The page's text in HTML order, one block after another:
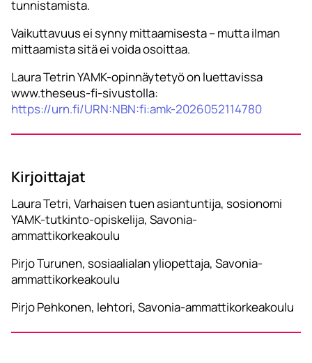
tunnistamista.
Vaikuttavuus ei synny mittaamisesta – mutta ilman
mittaamista sitä ei voida osoittaa.
Laura Tetrin YAMK-opinnäytetyö on luettavissa
www.theseus-fi-sivustolla:
https://urn.fi/URN:NBN:fi:amk-2026052114780
Kirjoittajat
Laura Tetri, Varhaisen tuen asiantuntija, sosionomi
YAMK-tutkinto-opiskelija, Savonia-
ammattikorkeakoulu
Pirjo Turunen, sosiaalialan yliopettaja, Savonia-
ammattikorkeakoulu
Pirjo Pehkonen, lehtori, Savonia-ammattikorkeakoulu